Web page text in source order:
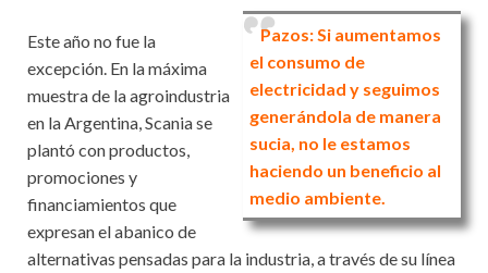
Pazos: Si aumentamos
el consumo de
electricidad y seguimos
generándola de manera
sucia, no le estamos
haciendo un beneficio al
medio ambiente.
Este año no fue la
excepción. En la máxima
muestra de la agroindustria
en la Argentina, Scania se
plantó con productos,
promociones y
financiamientos que
expresan el abanico de
alternativas pensadas para la industria, a través de su línea